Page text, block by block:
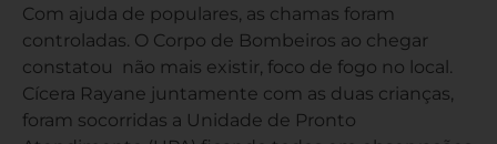
Com ajuda de populares, as chamas foram
controladas. O Corpo de Bombeiros ao chegar
constatou não mais existir, foco de fogo no local.
Cícera Rayane juntamente com as duas crianças,
foram socorridas a Unidade de Pronto